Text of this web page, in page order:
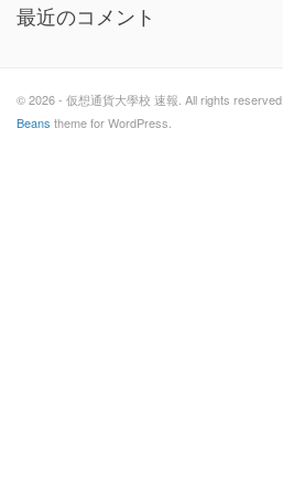
最近のコメント
© 2026 - 仮想通貨大學校 速報. All rights reserved.
Beans theme for WordPress.